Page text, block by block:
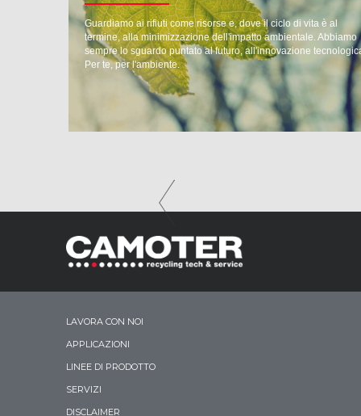
Guardiamo ai rifiuti come risorse e, dove il ciclo di vita è al
termine, alla minimizzazione dell'impatto ambientale. Abbiamo
sempre lo sguardo puntato al futuro, all'innovazione
Per te, per l'ambiente.
LAVORA CON NOI
APPLICAZIONI
LINEE DI PRODOTTO
SERVIZI
DISCLAIMER